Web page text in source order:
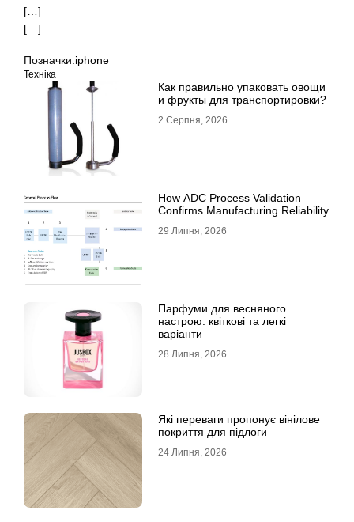
[…]
[…]
Позначки:iphone
Техніка
Как правильно упаковать овощи
и фрукты для транспортировки?
2 Серпня, 2026
How ADC Process Validation
Confirms Manufacturing Reliability
29 Липня, 2026
Парфуми для весняного
настрою: квіткові та легкі
варіанти
28 Липня, 2026
Які переваги пропонує вінілове
покриття для підлоги
24 Липня, 2026